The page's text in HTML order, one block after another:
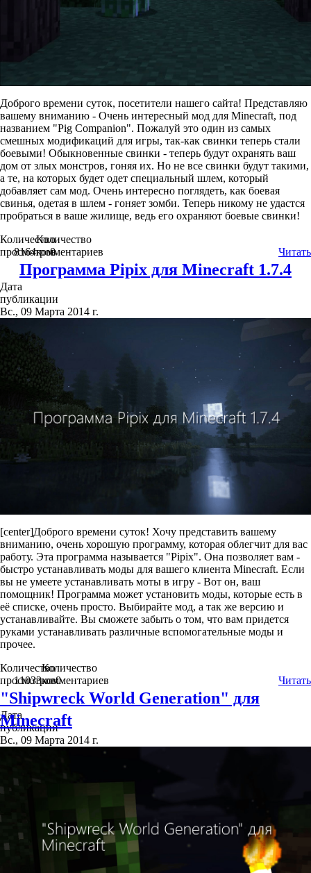
Доброго времени суток, посетители нашего сайта! Представляю
вашему вниманию - Очень интересный мод для Minecraft, под
названием "Pig Companion". Пожалуй это один из самых
смешных модификаций для игры, так-как свинки теперь стали
боевыми! Обыкновенные свинки - теперь будут охранять ваш
дом от злых монстров, гоняя их. Но не все свинки будут такими,
а те, на которых будет одет специальный шлем, который
добавляет сам мод. Очень интересно поглядеть, как боевая
свинья, одетая в шлем - гоняет зомби. Теперь никому не удастся
пробраться в ваше жилище, ведь его охраняют боевые свинки!
Количество
просмотров
8164
Количество
комментариев
0 Читать
Программа Pipix для Minecraft 1.7.4
Дата
публикации
Вс., 09 Марта 2014 г.
[center]Доброго времени суток! Хочу представить вашему
вниманию, очень хорошую программу, которая облегчит для вас
работу. Эта программа называется "Pipix". Она позволяет вам -
быстро устанавливать моды для вашего клиента Minecraft. Если
вы не умеете устанавливать моты в игру - Вот он, ваш
помощник! Программа может установить моды, которые есть в
её списке, очень просто. Выбирайте мод, а так же версию и
устанавливайте. Вы сможете забыть о том, что вам придется
руками устанавливать различные вспомогательные моды и
прочее.
Количество
просмотров
11033
Количество
комментариев
0 Читать
"Shipwreck World Generation" для
Minecraft
Дата
публикации
Вс., 09 Марта 2014 г.